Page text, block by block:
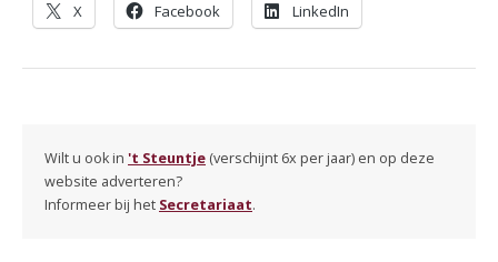
X Facebook LinkedIn
Wilt u ook in 't Steuntje (verschijnt 6x per jaar) en op deze
website adverteren?
Informeer bij het Secretariaat.